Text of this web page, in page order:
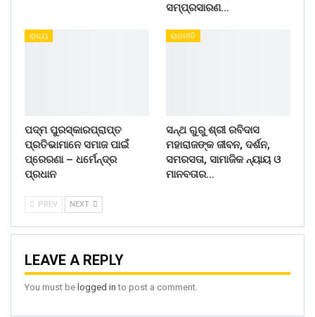
ସମ୍ପ୍ରସାରଣ…
ରାଜ୍ୟ
ପଦ୍ମ ପୁରସ୍କାରପ୍ରାପ୍ତ
ପ୍ରତିଭାମାନେ ସମାଜ ପାଇଁ
ପ୍ରେରଣା – ଧର୍ମେନ୍ଦ୍ର
ପ୍ରଧାନ
ରାଜନୀତି
ସନ୍ଥ ଗୁରୁ ଶ୍ରୀ ରବିଦାସ
ମହାରାଜଙ୍କ ଜୀବନ, ଦର୍ଶନ,
ସମରସତା, ସାମାଜିକ ନ୍ୟାୟ ଓ
ମାନବତାର…
PREV NEXT
LEAVE A REPLY
You must be logged in to post a comment.